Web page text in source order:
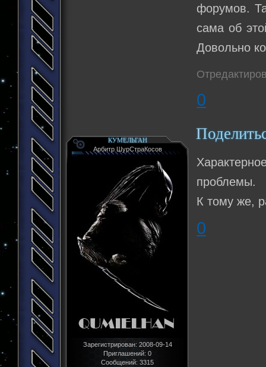
форумов.
сама об
Довольно
0
КУМЕЛЬГАН
Арбитр ШурСтраКосов
Зарегистрирован: 2008-09-14
Приглашений: 0
Сообщений: 3315
проблемы.
К тому же,
0